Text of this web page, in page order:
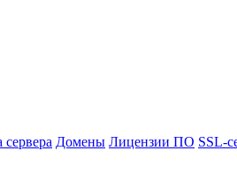
Домены Лицензии ПО SSL-